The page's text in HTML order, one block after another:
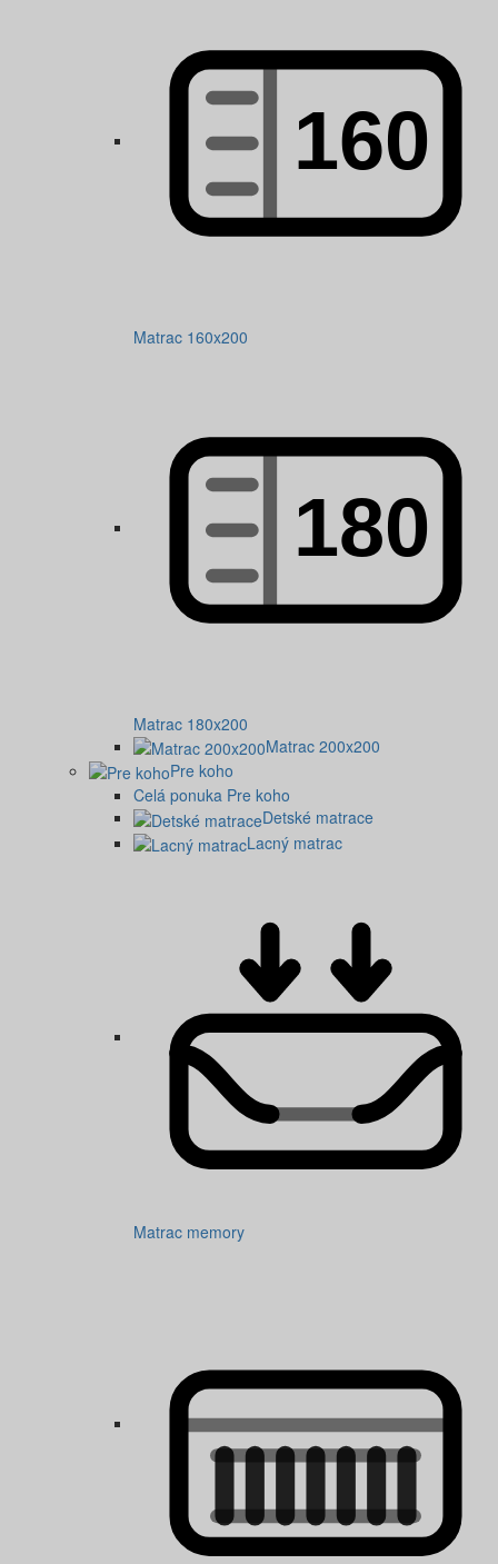
Matrac 160x200
Matrac 180x200
Matrac 200x200
Pre koho
Celá ponuka Pre koho
Detské matrace
Lacný matrac
Matrac memory